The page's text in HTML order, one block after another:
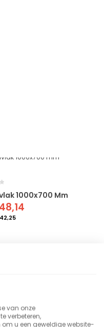
1000x700 Mm
van onze
verbeteren,
u een geweldige website-